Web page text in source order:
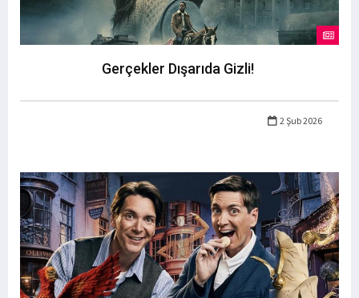
Gerçekler Dışarıda Gizli!
2 Şub 2026